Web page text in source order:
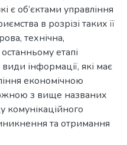
є об’єктами управління
в розрізі таких її
технічна,
етапі
інформації, які має
економічною
з вище названих
комунікаційного
та отримання